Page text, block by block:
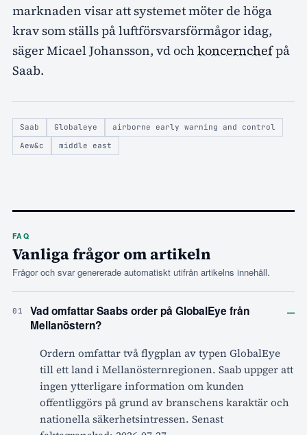
marknaden visar att systemet möter de höga
krav som ställs på luftförsvarsförmågor idag,
säger Micael Johansson, vd och koncernchefpå
Saab.
Saab Globaleye
airborne early warning and control
Aew&c
middle east
FAQ
Vanliga frågor om artikeln
Frågor och svar genererade automatiskt utifrån artikelns innehåll.
01
Vad omfattar Saabs order på GlobalEye från
Mellanöstern?
–
Ordern omfattar två flygplan av typen GlobalEye
till ett land i Mellanösternregionen. Saab uppger att
ingen ytterligare information om kunden
offentliggörs på grund av branschens karaktär och
nationella säkerhetsintressen. Senast